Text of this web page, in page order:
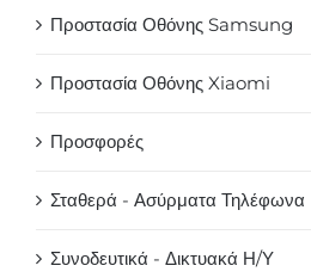
Προστασία Οθόνης Samsung
Προστασία Οθόνης Xiaomi
Προσφορές
Σταθερά - Ασύρματα Τηλέφωνα
Συνοδευτικά - Δικτυακά Η/Υ